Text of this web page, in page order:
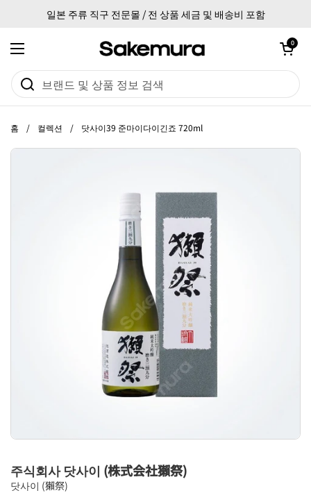
일본 주류 직구 전문몰 / 전 상품 세금 및 배송비 포함
메뉴 열기
카트 열기
0
홈 / 컬렉션 / 닷사이39 준마이다이긴죠 720ml
주식회사 닷사이 (株式会社獺祭)
닷사이 (獺祭)